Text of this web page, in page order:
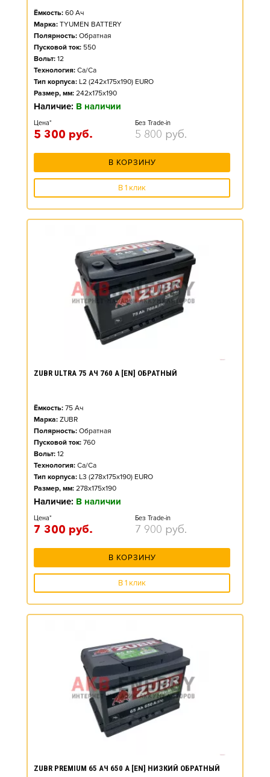
Ёмкость: 60 Ач
Марка: TYUMEN BATTERY
Полярность: Обратная
Пусковой ток: 550
Вольт: 12
Технология: Ca/Ca
Тип корпуса: L2 (242x175x190) EURO
Размер, мм: 242x175x190
Наличие: В наличии
Цена*
5 300 руб.
Без Trade-in
5 800 руб.
В КОРЗИНУ
В 1 клик
ZUBR ULTRA 75 АЧ 760 А [EN] ОБРАТНЫЙ
Ёмкость: 75 Ач
Марка: ZUBR
Полярность: Обратная
Пусковой ток: 760
Вольт: 12
Технология: Ca/Ca
Тип корпуса: L3 (278x175x190) EURO
Размер, мм: 278x175x190
Наличие: В наличии
Цена*
7 300 руб.
Без Trade-in
7 900 руб.
В КОРЗИНУ
В 1 клик
ZUBR PREMIUM 65 АЧ 650 А [EN] НИЗКИЙ ОБРАТНЫЙ